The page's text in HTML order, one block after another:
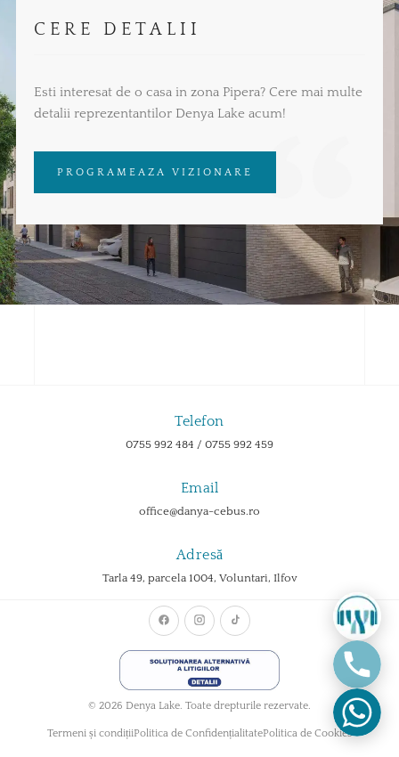
CERE DETALII
Esti interesat de o casa in zona Pipera? Cere mai multe
detalii reprezentantilor Denya Lake acum!
PROGRAMEAZA VIZIONARE
Telefon
0755 992 484 / 0755 992 459
Email
office@danya-cebus.ro
Adresă
Tarla 49, parcela 1004, Voluntari, Ilfov
© 2026 Denya Lake. Toate drepturile rezervate.
Termeni și condițiiPolitica de ConfidențialitatePolitica de Cookies